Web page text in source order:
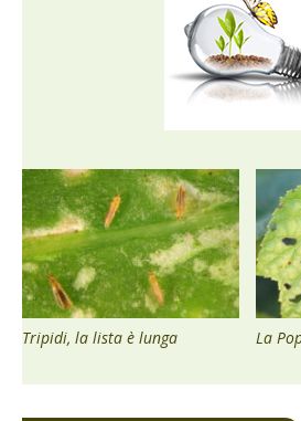
Tripidi, la lista è lunga La